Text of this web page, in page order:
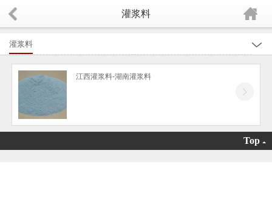
灌浆料
灌浆料
全部
江西减水剂
江西机制砂调节剂
江西保坍剂
江西灌浆料-湖南灌浆料
Top